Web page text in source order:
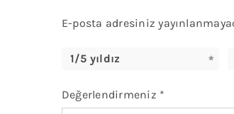
E-posta adresiniz
1/5 yıldız
Değerlendirmeniz *